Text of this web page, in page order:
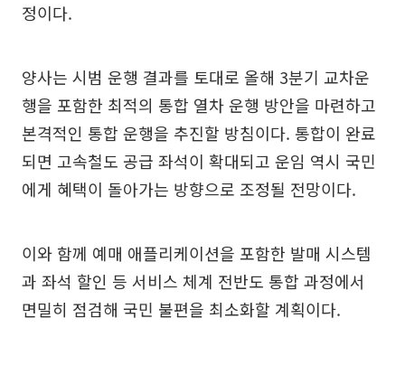
정이다.
양사는 시범 운행 결과를 토대로 올해 3분기 교차운
행을 포함한 최적의 통합 열차 운행 방안을 마련하고
본격적인 통합 운행을 추진할 방침이다. 통합이 완료
되면 고속철도 공급 좌석이 확대되고 운임 역시 국민
에게 혜택이 돌아가는 방향으로 조정될 전망이다.
이와 함께 예매 애플리케이션을 포함한 발매 시스템
과 좌석 할인 등 서비스 체계 전반도 통합 과정에서
면밀히 점검해 국민 불편을 최소화할 계획이다.